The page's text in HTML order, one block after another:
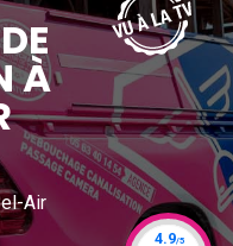
À
Air